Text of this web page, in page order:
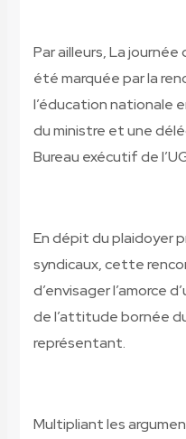
Par ailleurs, La journée
été marquée par la
l’éducation nationale
du ministre et une
Bureau exécutif de
En dépit du plaidoyer
syndicaux, cette
d’envisager l’amorce
de l’attitude bornée
représentant.
Multipliant les